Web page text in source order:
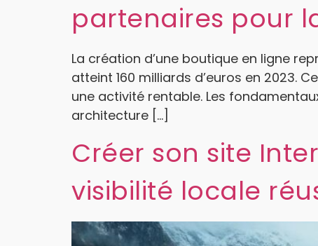
partenaires pour
La création d’une boutique en ligne
atteint 160 milliards d’euros en 2023.
une activité rentable. Les
architecture […]
Créer son site
visibilité locale